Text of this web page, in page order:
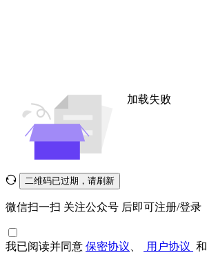
加载失败
二维码已过期，请刷新
微信扫一扫 关注公众号 后即可注册/登录
我已阅读并同意 保密协议 用户协议 和